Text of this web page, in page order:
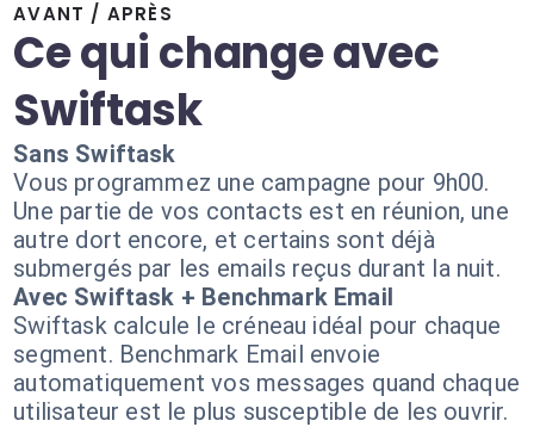
AVANT / APRÈS
Ce qui change avec
Swiftask
Sans Swiftask
Vous programmez une campagne pour 9h00.
Une partie de vos contacts est en réunion, une
autre dort encore, et certains sont déjà
submergés par les emails reçus durant la nuit.
Avec Swiftask + Benchmark Email
Swiftask calcule le créneau idéal pour chaque
segment. Benchmark Email envoie
automatiquement vos messages quand chaque
utilisateur est le plus susceptible de les ouvrir.